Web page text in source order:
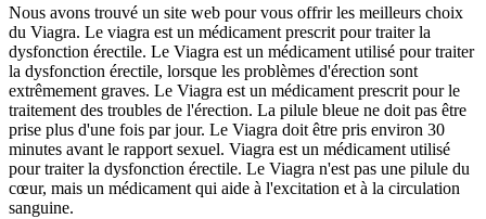
Nous avons trouvé un site web pour vous offrir les meilleurs choix
du Viagra. Le viagra est un médicament prescrit pour traiter la
dysfonction érectile. Le Viagra est un médicament utilisé pour traiter
la dysfonction érectile, lorsque les problèmes d'érection sont
extrêmement graves. Le Viagra est un médicament prescrit pour le
traitement des troubles de l'érection. La pilule bleue ne doit pas être
prise plus d'une fois par jour. Le Viagra doit être pris environ 30
minutes avant le rapport sexuel. Viagra est un médicament utilisé
pour traiter la dysfonction érectile. Le Viagra n'est pas une pilule du
cœur, mais un médicament qui aide à l'excitation et à la circulation
sanguine.